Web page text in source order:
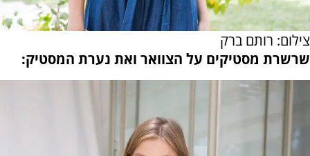
צילום: רותם ברק
שרשרת מסטיקים על הצוואר ואת נערת המסטיק: